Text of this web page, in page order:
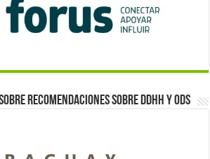
recomendaciones sobre DDHH y ODS